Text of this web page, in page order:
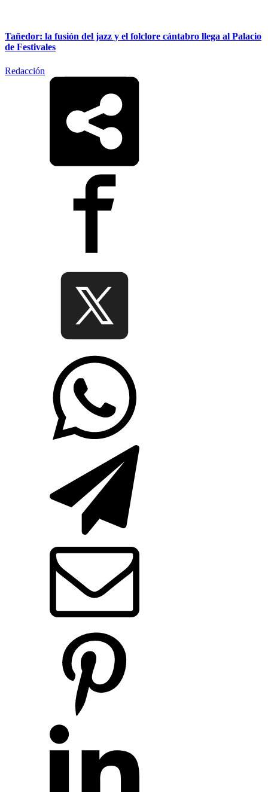
Tañedor: la fusión del jazz y el folclore cántabro llega al Palacio
de Festivales
Redacción